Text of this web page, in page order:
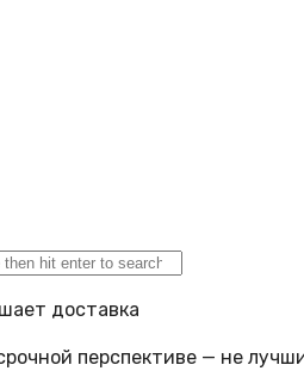
доставка
перспективе — не